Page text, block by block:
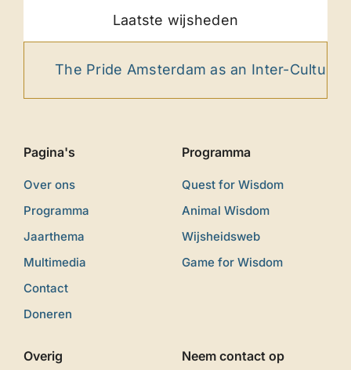
Laatste wijsheden
The Pride Amsterdam as an Inter-Cultural Ritual
Pagina's
Over ons
Programma
Jaarthema
Multimedia
Contact
Doneren
Programma
Quest for Wisdom
Animal Wisdom
Wijsheidsweb
Game for Wisdom
Overig Neem contact op